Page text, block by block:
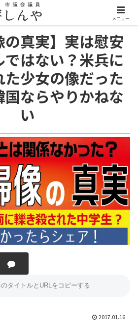
の真実】実は慰安
はない？米兵に
少女の像だった
ならやりかねな
い
2017.01.16
メニュー